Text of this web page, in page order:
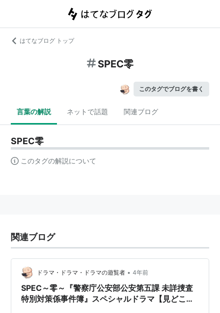
はてなブログ トップ
SPEC零
このタグでブログを書く
言葉の解説 ネットで話題 関連ブログ
SPEC零
このタグの解説について
関連ブログ
ドラマ・ドラマ・ドラマの遊覧者 • 4年前
SPEC～零～『警察庁公安部公安第五課 未詳捜査
特別対策係事件簿』スペシャルドラマ【見どこ